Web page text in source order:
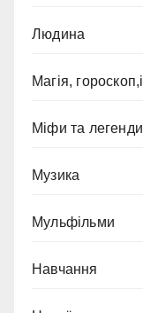
Людина
Магія,
Міфи та легенди
Музика
Мульфільми
Навчання